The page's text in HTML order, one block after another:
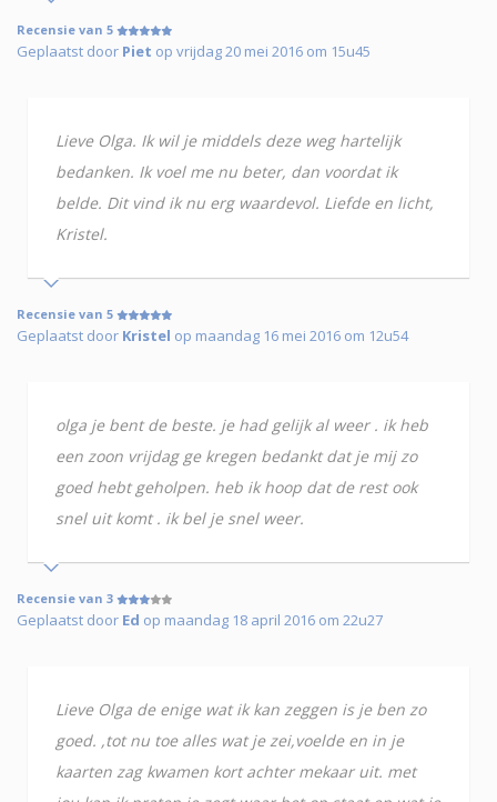
Recensie van 5
Geplaatst door Piet op vrijdag 20 mei 2016 om 15u45
Lieve Olga. Ik wil je middels deze weg hartelijk
bedanken. Ik voel me nu beter, dan voordat ik
belde. Dit vind ik nu erg waardevol. Liefde en licht,
Kristel.
Recensie van 5
Geplaatst door Kristel op maandag 16 mei 2016 om 12u54
olga je bent de beste. je had gelijk al weer . ik heb
een zoon vrijdag ge kregen bedankt dat je mij zo
goed hebt geholpen. heb ik hoop dat de rest ook
snel uit komt . ik bel je snel weer.
Recensie van 3
Geplaatst door Ed op maandag 18 april 2016 om 22u27
Lieve Olga de enige wat ik kan zeggen is je ben zo
goed. ,tot nu toe alles wat je zei,voelde en in je
kaarten zag kwamen kort achter mekaar uit. met